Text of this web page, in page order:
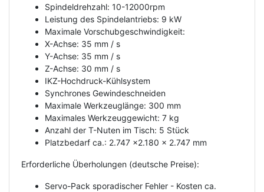
Spindeldrehzahl: 10-12000rpm
Leistung des Spindelantriebs: 9 kW
Maximale Vorschubgeschwindigkeit:
X-Achse: 35 mm / s
Y-Achse: 35 mm / s
Z-Achse: 30 mm / s
IKZ-Hochdruck-Kühlsystem
Synchrones Gewindeschneiden
Maximale Werkzeuglänge: 300 mm
Maximales Werkzeuggewicht: 7 kg
Anzahl der T-Nuten im Tisch: 5 Stück
Platzbedarf ca.: 2.747 x2.180 x 2.747 mm
Erforderliche Überholungen (deutsche Preise):
Servo-Pack sporadischer Fehler - Kosten ca.